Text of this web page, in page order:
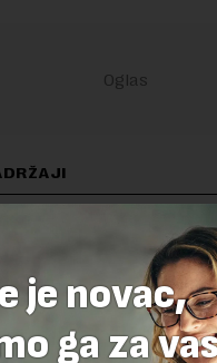
je novac,
ga za